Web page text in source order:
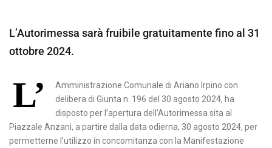
L’Autorimessa sarà fruibile gratuitamente fino al 31
ottobre 2024.
L’
Amministrazione Comunale di Ariano Irpino con
delibera di Giunta n. 196 del 30 agosto 2024, ha
disposto per l’apertura dell’Autorimessa sita al
Piazzale Anzani, a partire dalla data odierna, 30 agosto 2024, per
permetterne l’utilizzo in concomitanza con la Manifestazione